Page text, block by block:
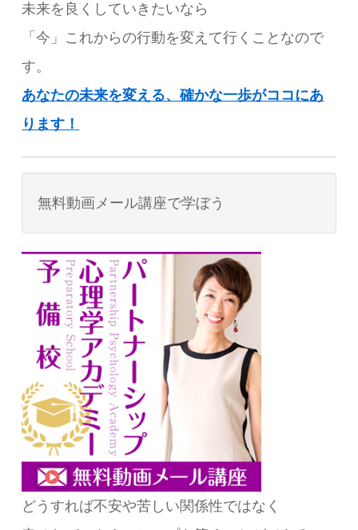
未来を良くしていきたいなら
「今」これからの行動を変えて行くことなので
す。
あなたの未来を変える、確かな一歩がココにあ
ります！
無料動画メール講座で学ぼう
どうすれば不安や苦しい関係性ではなく